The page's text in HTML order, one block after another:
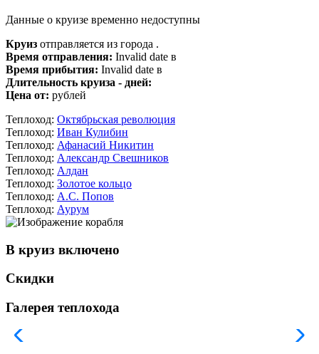
Данные о круизе временно недоступны
Круиз отправляется из города .
Время отправления: Invalid date в
Время прибытия: Invalid date в
Длительность круиза - дней:
Цена от: рублей
Теплоход: Октябрьская революция
Теплоход: Иван Кулибин
Теплоход: Афанасий Никитин
Теплоход: Александр Свешников
Теплоход: Алдан
Теплоход: Золотое кольцо
Теплоход: А.С. Попов
Теплоход: Аурум
В круиз включено
Скидки
Галерея теплохода